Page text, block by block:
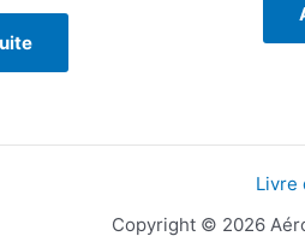
Livre
Copyright © 2026